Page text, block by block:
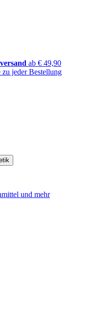
ab € 49,90
zu jeder Bestellung
und mehr